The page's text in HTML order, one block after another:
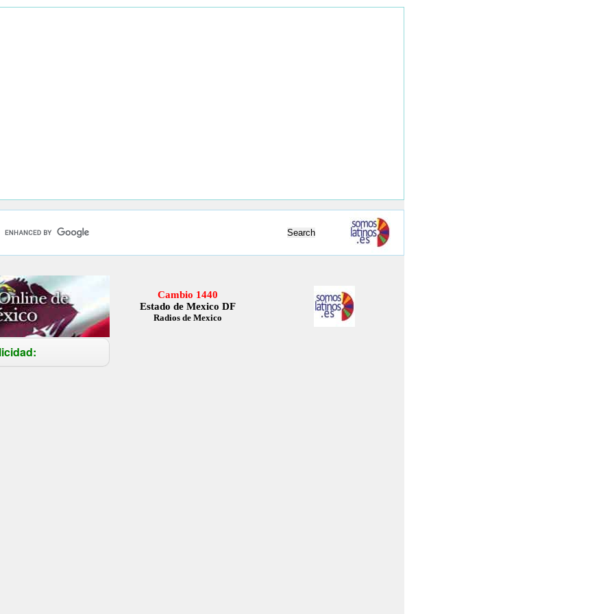
Cambio 1440
Estado de Mexico DF
Radios de Mexico